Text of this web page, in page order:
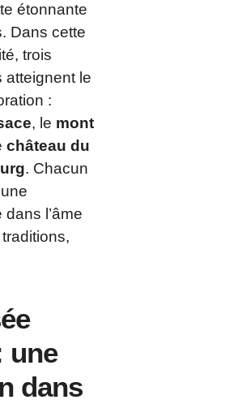
étonnante
Dans cette
trois
atteignent le
:
, le mont
château du
. Chacun
l’âme
une
dans